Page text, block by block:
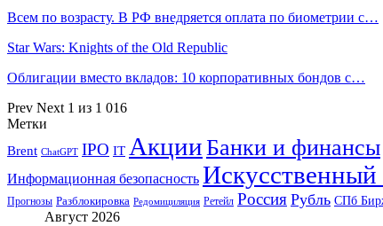
Всем по возрасту. В РФ внедряется оплата по биометрии с…
Star Wars: Knights of the Old Republic
Облигации вместо вкладов: 10 корпоративных бондов с…
Prev Next 1 из 1 016
Метки
Brent ChatGPT IPO IT АкцииБанки и финансы
Информационная безопасность Искусственный
Прогнозы Разблокировка Редомициляция Ретейл Россия Рубль СПб
Август 2026